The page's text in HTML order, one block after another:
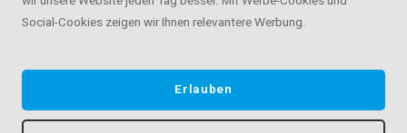
Social-Cookies zeigen wir Ihnen relevantere Werbung.
Erlauben